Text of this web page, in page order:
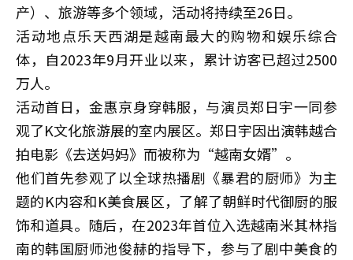
产）、旅游等多个领域，活动将持续至26日。
活动地点乐天西湖是越南最大的购物和娱乐综合
体，自2023年9月开业以来，累计访客已超过2500
万人。
活动首日，金惠京身穿韩服，与演员郑日宇一同参
观了K文化旅游展的室内展区。郑日宇因出演韩越合
拍电影《去送妈妈》而被称为“越南女婿”。
他们首先参观了以全球热播剧《暴君的厨师》为主
题的K内容和K美食展区，了解了朝鲜时代御厨的服
饰和道具。随后，在2023年首位入选越南米其林指
南的韩国厨师池俊赫的指导下，参与了剧中美食的